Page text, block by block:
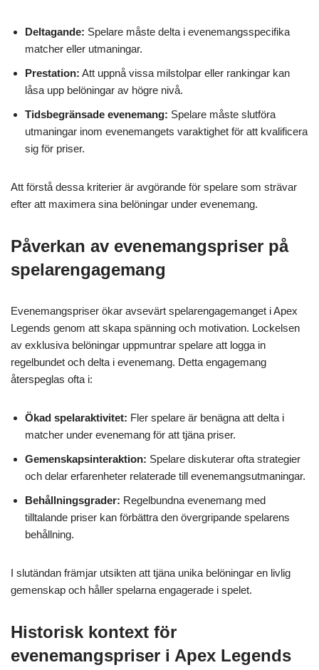
Deltagande: Spelare måste delta i evenemangsspecifika
matcher eller utmaningar.
Prestation: Att uppnå vissa milstolpar eller rankingar kan
låsa upp belöningar av högre nivå.
Tidsbegränsade evenemang: Spelare måste slutföra
utmaningar inom evenemangets varaktighet för att kvalificera
sig för priser.
Att förstå dessa kriterier är avgörande för spelare som strävar
efter att maximera sina belöningar under evenemang.
Påverkan av evenemangspriser på
spelarengagemang
Evenemangspriser ökar avsevärt spelarengagemanget i Apex
Legends genom att skapa spänning och motivation. Lockelsen
av exklusiva belöningar uppmuntrar spelare att logga in
regelbundet och delta i evenemang. Detta engagemang
återspeglas ofta i:
Ökad spelaraktivitet: Fler spelare är benägna att delta i
matcher under evenemang för att tjäna priser.
Gemenskapsinteraktion: Spelare diskuterar ofta strategier
och delar erfarenheter relaterade till evenemangsutmaningar.
Behållningsgrader: Regelbundna evenemang med
tilltalande priser kan förbättra den övergripande spelarens
behållning.
I slutändan främjar utsikten att tjäna unika belöningar en livlig
gemenskap och håller spelarna engagerade i spelet.
Historisk kontext för
evenemangspriser i Apex Legends